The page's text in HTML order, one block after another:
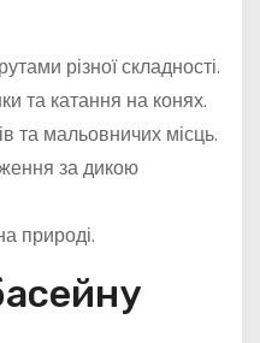
різної складності.
та катання на конях.
та мальовничих місць.
за дикою
природі.